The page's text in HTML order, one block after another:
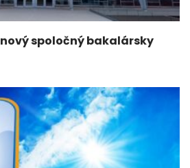
spoločný bakalársky